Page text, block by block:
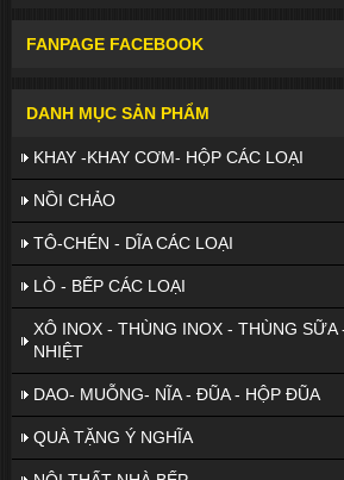
FANPAGE FACEBOOK
DANH MỤC SẢN PHẨM
KHAY -KHAY CƠM- HỘP CÁC LOẠI
NỒI CHẢO
TÔ-CHÉN - DĨA CÁC LOẠI
LÒ - BẾP CÁC LOẠI
XÔ INOX - THÙNG INOX - THÙNG
NHIỆT
DAO- MUỖNG- NĨA - ĐŨA - HỘP ĐŨA
QUÀ TẶNG Ý NGHĨA